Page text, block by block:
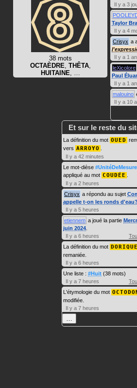
38 mots
OCTAÈDRE THÊTA,
HUITAINE
Il y a 3
Taylor
Il y a 4
Crisyx a
Il y a 1 an
leXicolore
Paul
Il y a 1 an
malouino
Il y a 10
Et sur le reste du
La définition du mot OUED
vers ARROYO
Il y a 42 minutes
Le mot-dièse #UnitéDeMesure
appliqué au mot COUDÉE
Il y a 2 heures
Crisyx a répondu au sujet
appelle t-on les ronds d'eau?
Il y a 5 heures
etiennem a joué la partie
juin 2024
Il y a 6 heures
La définition du mot DORIQUE
remaniée.
Il y a 6 heures
Une liste : #Huit (38 mots)
Il y a 7 heures
L'étymologie du mot
modifiée.
Il y a 7 heures